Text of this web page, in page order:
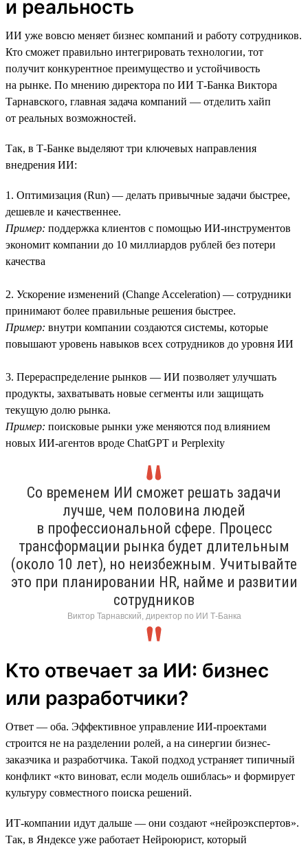
и реальность
ИИ уже вовсю меняет бизнес компаний и работу сотрудников.
Кто сможет правильно интегрировать технологии, тот
получит конкурентное преимущество и устойчивость
на рынке. По мнению директора по ИИ Т-Банка Виктора
Тарнавского, главная задача компаний — отделить хайп
от реальных возможностей.
Так, в Т-Банке выделяют три ключевых направления
внедрения ИИ:
1. Оптимизация (Run) — делать привычные задачи быстрее,
дешевле и качественнее.
Пример: поддержка клиентов с помощью ИИ-инструментов
экономит компании до 10 миллиардов рублей без потери
качества
2. Ускорение изменений (Change Acceleration) — сотрудники
принимают более правильные решения быстрее.
Пример: внутри компании создаются системы, которые
повышают уровень навыков всех сотрудников до уровня ИИ
3. Перераспределение рынков — ИИ позволяет улучшать
продукты, захватывать новые сегменты или защищать
текущую долю рынка.
Пример: поисковые рынки уже меняются под влиянием
новых ИИ-агентов вроде ChatGPT и Perplexity
Со временем ИИ сможет решать задачи
лучше, чем половина людей
в профессиональной сфере. Процесс
трансформации рынка будет длительным
(около 10 лет), но неизбежным. Учитывайте
это при планировании HR, найме и развитии
сотрудников
Виктор Тарнавский, директор по ИИ Т-Банка
Кто отвечает за ИИ: бизнес
или разработчики?
Ответ — оба. Эффективное управление ИИ-проектами
строится не на разделении ролей, а на синергии бизнес-
заказчика и разработчика. Такой подход устраняет типичный
конфликт «кто виноват, если модель ошиблась» и формирует
культуру совместного поиска решений.
ИТ-компании идут дальше — они создают «нейроэкспертов».
Так, в Яндексе уже работает Нейроюрист, который